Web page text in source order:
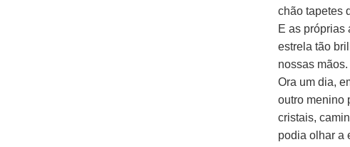
chão tapetes
E as próprias
estrela tão
nossas mãos.
Ora um dia,
outro menino
cristais,
podia olhar a